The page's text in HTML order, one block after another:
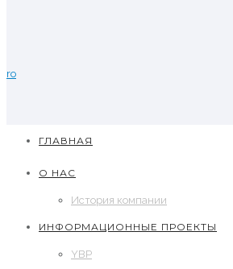
ro
ГЛАВНАЯ
О НАС
История компании
ИНФОРМАЦИОННЫЕ ПРОЕКТЫ
YBP